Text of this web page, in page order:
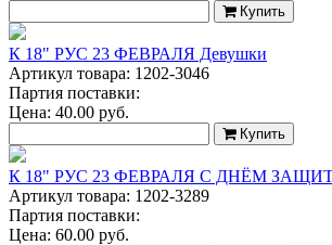
Купить
К 18" РУС 23 ФЕВРАЛЯ Девушки
Артикул товара: 1202-3046
Партия поставки:
Цена: 40.00 руб.
Купить
К 18" РУС 23 ФЕВРАЛЯ С ДНЁМ
Артикул товара: 1202-3289
Партия поставки:
Цена: 60.00 руб.